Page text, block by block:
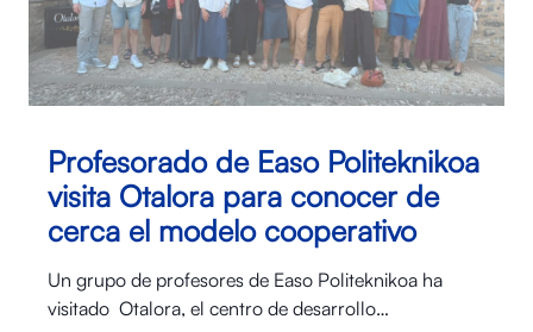
Profesorado de Easo Politeknikoa
visita Otalora para conocer de
cerca el modelo cooperativo
Un grupo de profesores de Easo Politeknikoa ha
visitado Otalora⁠, el centro de desarrollo…